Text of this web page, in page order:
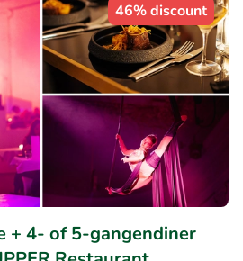
46% discount
+ 4- of 5-gangendiner